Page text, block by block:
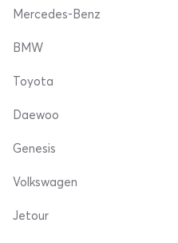
Mercedes-Benz
BMW
Toyota
Daewoo
Genesis
Volkswagen
Jetour